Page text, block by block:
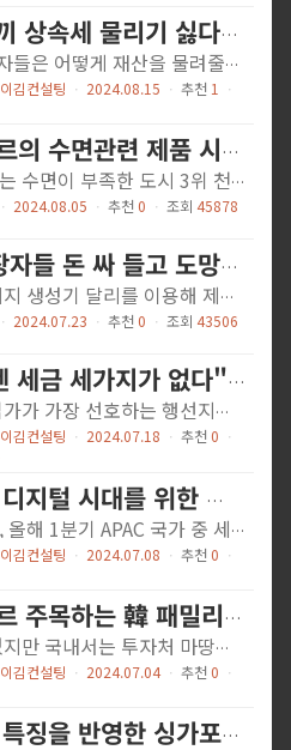
“내 새끼 상속세 물리기 싫다” 1000억 부자 포르투갈 간 이유 [강남 부자 절세법①] (출처: 중앙일보)
강남 부자들은 어떻게 재산을 물려줄까요? 다양한 절세법을 활용합니다. 정부가 상속세 최고세율을 낮추고 자녀 공제를 올리는 개편안을 내놨지만, 야당 반응은 시큰둥한 상황. 1000억원 이상 자산가나 수백억원대 부자들이 대물림을 위해 무엇을 언제 어떻게 하는지, 이들을 상담하는 강남의 은행 관계자와 세무사·변호사 등을 통해 파악한 정보를 알려드립니다. 부자만 이런 고민이 필요하다고 생각하면 오산입니다. 그래서 아파트 한 채를 물려주더라도 큰돈을 아끼는 묘수를 다음 주에 소개합니다. 개인정보 노출을 피하려고 실명을 공개하지 않습니다. 포르투갈이 고액 자산가의 투자 이민 지역으로 뜨고 있다. 포르투갈 포르투의 명소 루이1세 다리. 중앙포토 서울 강남에 살며 1000억원대 자산을 일군 김모(55)씨는 일찍 물류사업에 뛰어들어 성공했다. 이후 창고 임대업 등으로 확장하며 자산을 늘렸다. 돈은 벌었지만 가까운 사람이 등을 돌리는 것과 세금 문제가 늘 골칫거리였다. 이 스트레스에서 벗어나고 싶어 비교적 젊은 나이에 사업을 접기로 했다. 효과적인 은퇴법을 고민하던 그가 내린 결론은 이민. 한국에 있으면 내야 할 세금이 매우 컸기 때문이다. 김씨의 자산 규모는 최고세율 구간이라 상속세 50%를 내야 하는데, 자녀가 한 명이어서 절세 방법이 마땅치 않았다. 늦기 전에 새로운 인생을 살아보고 싶다는 생각도 있어 이민 얘기를 꺼냈는데, 아내도 동의했다. 처음에는 한국과 가까운 싱가포르 이민을 고려했다가 최종적으로 비교적 절차가 덜 까다로운 포르투갈을 택했다. 날씨가 온화해 살기에도 좋을 것 같았다. 포르투갈 영주권을 얻으면 국내 자산을 대부분 옮겨갈 수 있다. 재산을 물려주는 망자가 국내 비거주자이고 해외에 재산이 있으면...
이김컨설팅 ㆍ 2024.08.15 ㆍ 추천 1
ㆍ
싱가포르의 수면관련 제품 시장 (KOTRA 해외시장뉴스)
싱가포르는 수면이 부족한 도시 3위 천연성분을 포함한 수면보조제 제품 선호 슬립테크 차세대 산업으로 부상 싱가포르는 인구 고령화, 과체중 인구 증가, 장시간 근무 등으로 인해 수면장애를 겪고 있는 인구가 증가하고 있다. 싱가포르 국립대학교의 연구에 의하면 싱가포르에서는 국민의 수면부족 상태가 공공 보건 위기 수준으로 높아진 것으로 나타났다. 전 세계 43개 도시를 대상으로 수면 습관을 조사한 결과, 싱가포르는 수면이 부족한 도시 3위로 꼽혔으며 4명 중 1명만이 매일 7시간 이상 잠을 자고 응답자의 17%만이 밤새 깨어나지 않고 숙면을 취하는 것으로 조사됐다. 아시아 수면 센터(Asia Sleep Centre)의 이비인후과 전문의인 케니 팽(Kenny Pang) 박사는 많은 사람들이 불면증과 수면 무호흡증(OSA)등의 수면장애를 겪고 있다고 말하며 수면보조제나 슬립테크 제품에 관심을 가지는 인구가 증가하는 추세라고 언급했다. 성분 및 형태가 다양해지는 수면보조제 시장 수면 보조제란 불면증이나 산발적인 수면 장애, 시간대에 대한 적응으로 인한 시차증 등 수면 관련 장애를 개인이 관리하는 데 도움을 주기 위해 고안된 다양한 일반의약품(OTC) 및 보충제를 말한다. 숙면을 취하기 어려운 소비자들이 늘어나면서 싱가포르 수면보조제 시장은 2020년 이후 소폭 성장하고 있다. Statista 시장조사에 의하면 싱가포르 2024년 수면보조제 시장 매출이 797만 달러로, 이는 전년도인 2023년 매출 754만 달러 대비 소폭 성장했다. 또한 해당 시장은 2024년부터 2030년 까지 연평균 7.65%의 성장률을 보일 것으로 전망된다. <싱가포르 수면보조제 시장 연간 매출 변화 추이(2016-2024년)> (단위: US$백만) [자료: Statista Market Insights] ...
ㆍ 2024.08.05 ㆍ 추천 0 ㆍ 조회 45878
"백만장자들 돈 싸 들고 도망간다"…英보고서가 평가한 한국은 (출처: 서울경제)
※AI 이미지 생성기 달리를 이용해 제작한 가상 이미지입니다. 한국이 중국과 영국, 인도에 이어 올해 백만장자 유출이 가장 많을 것으로 예상되는 나라 4위에 올랐다. 최근 영국 최대 투자 이민 컨설팅 업체 헨리 앤 파트너스(Henley & Partners)가 발표한 2024 프라이빗 웰스 마이그레이션(Private Wealth Migration) 보고서에 따르면 한국은 올해 연말까지 1200명의 백만장자가 해외로 유출될 것으로 예상된다. 이는 2023년 800명보다 50% 늘어난 수치다. 1위를 차지한 중국은 1만5200명, 영국은 9500명, 인도는 4300명이었다. 한국을 이어 5위를 차지한 러시아는 1000명을 기록했다. 참고로 이 보고서는 10년 이상 부의 이주 동향을 추적해온 글로벌 부 정보 회사인 ‘뉴 월드 웰스(New World Wealth)’가 추적한 데이터를 바탕으로 한다. 보고서는 “한국을 떠나는 백만장자의 수는 지난 몇 년 동안 가속화되어 왔으며 올해는 기록적인 숫자가 떠날 것으로 예상된다”고 평했다. 이어 “한국에서 유출된 백만장자들이 이주하는 인기 국가는 미국과 호주, 캐나다”라고 전했다. 한국에서 백만장자들이 떠나가는 이유로 보고서는 ‘미국 대선 변수'를 꼽았다. 이들은 “올해 11월 미국 대선에서 트럼픠의 승리 가능성에 따른 지역적 위협과 미국 안보 기조에 대한 불확실성이 한국과 대만의 백만장자 순유출을 강화하고 있다”고 설명했다. 대만은 백만장자 순유출 8위로 올해 400명의 백만장자가 이탈할 것으로 예상된다. 출처=2024 프라이빗 웰스 마이그레이션 반면 백만장자들이 몰려드는 나라도 있다. 아랍에미리트(UAE)는 2024년 말까지 6700명의 부유한 이민자들을 유치하여 3년 연속 세계에서 가장 많은 부유한 이민자를 유치할 것으로 예상된다. 주된 요인으로는 영국과 유럽에서의 대규모 인구 유입이며,...
ㆍ 2024.07.23 ㆍ 추천 0 ㆍ 조회 43506
"그곳엔 세금 세가지가 없다" 韓부자들 이민 많이 가는 나라 [엑시트 코아] (출처: 중앙일보)
국내 사업가가 가장 선호하는 행선지는 싱가포르다. 상속ㆍ증여ㆍ배당소득세 등 3대 세금이 없고, 안정적인 치안ㆍ국제적인 교육 환경도 부자들을 끌어들이는 요소다. 사진은 싱가포르 멀라이언 파크 지난 13일 서울 강남구 삼성동 A이민업체 본사에서 미국 투자이민 설명회가 열렸다. 30ㆍ40대 가족부터 머리가 희끗희끗한 70대까지 다양한 연령대의 30여명이 참석했다. 40대 김모씨는 “자녀에게 한국 외 다른 나라 선택지를 주고 싶어서 미국 영주권을 고민하고 있다”고 말했다. 요즘 주말마다 서울 강남을 중심으로 투자이민 설명회가 열린다. 코로나19 팬데믹에서 벗어나자 자산이나 자녀 교육 플랫폼을 한국에서 해외로 옮기려는 고액 자산가들의 수요가 되살아나면서다. 원종훈 국민은행 강남스타PB센터 본부장은 “자산가들은 상속세 등 세금이나 교육 리스크를 낮추기 위해 재산뿐 아니라 거주지와 자녀 교육까지 해외로 분산한다”며 “투자 이민도 (만약을 대비한) 제2의 인생보험으로 챙긴다”고 말했다. 영국의 투자이민 컨설팅업체인 헨리 앤 파트너스는 올해 한국의 부자 순유출 규모는 약 1200명으로 예상했다. 중국(1만5200명)과 영국(9500명), 인도(4300명) 다음으로 4위다. 지난해 800명으로 7위로 올라섰는데, 올해 순위가 3계단 뛴 셈이다. 유동성 자산 기준 100만 달러(약 13억8000만원) 이상 보유한 자산가가 타국에 6개월 이상 머문 경우가 대상이다. 실제 국세청에 따르면 지난해 국외전출세 신고자는 26명(신고세액 92억8500만원)으로 코로나19 직전인 2019년(28명) 수준으로 회복했다. 법인을 운영하는 대주주가 이민 등으로 한국을 떠날 때 보유 주식에 대한 양도소득세를 납부하는 게 국외전출세다. “세금 3無 싱가포르, 세계 부자 몰린다” 국내 사업가가 가장 선호하는 행선지는 싱가포르다. 상속ㆍ증여ㆍ배당소득세 등 3대 세금이 없고, 안정적인 치안ㆍ국제적인 교육 환경도...
이김컨설팅 ㆍ 2024.07.18 ㆍ 추천 0 ㆍ
안전한 디지털 시대를 위한 싱가포르의 사이버 보안 전략 (KOTRA 해외시장뉴스)
싱가포르, 올해 1분기 APAC 국가 중 세 번째로 높은 사이버 공격률 기록 싱가포르 정부, 안전한 디지털 환경 조성을 위한 사이버 보안 투자 확대 중 싱가포르는 기업들이 안전한 디지털 환경을 유지할 수 있도록 사이버 보안에 대한 투자를 확대하고, 보안 인프라와 정책 개발을 적극적으로 추진하고 있다. 기업들의 보안 솔루션에 대한 수요가 증가함에 따라 싱가포르 정부는 사이버 보안 인프라 강화를 위한 프레임워크와 정책을 개발하고 있다. 이 글을 통해 싱가포르의 사이버 보안 시장의 현황과 이에 따른 정부의 대응에 대해서 알아보도록 하자. 싱가포르 사이버 보안 시장 규모 시장 조사 기관 Modor Intelligence에 따르면 싱가포르의 사이버 보안 시장에서 발생하는 총 수익 규모는 2024년에 약 22억 8000만 미국 달러에 달할 것으로 추정된다. 해당 시장의 연평균 성장률은 16.14%(CAGR 2024-2029)로 전망되며 2029년에는 수익 규모가 약 48억 2000만 미국 달러에 이를 것으로 예상된다. <싱가포르 사이버 보안 시장 규모> (단위: US$ 억) [자료: Modor Intelligence] Modor Intelligence는 기업들이 비용이나 자원의 효율성 측면에서 데이터를 클라우드로 이전하면서 클라우드 시장이 급성장하고 있으며, 이는 사이버 보안 시장 성장을 견인하는 데 영향을 주는 것으로 평가했다. 싱가포르의 공공부문 컨텐츠와 서비스를 제공하는 미디어 GovInsider에 따르면, 싱가포르 정부는 2022년까지 국가 전체 시스템의 70%를 공공 클라우드로 이전하는 목표를 세웠다. 그 외에도 클라우드 서비스의 확장과 함께 온디맨드(on-demand) 보안 서비스에 대한 수요가 급증하고 있다. 은행, 금융 서비스 및 보험(Banking, Financial Services and Insurance,...
이김컨설팅 ㆍ 2024.07.08 ㆍ 추천 0 ㆍ
싱가포르 주목하는 韓 패밀리 오피스 (출처: 인베스트 조선)
거부 늘었지만 국내서는 투자처 마땅찮아 금융 허브에 세제 혜택 큰 싱가포르 부상 김봉진 배민 창업자 등 韓 큰손 활동 주목 한국 자산가들의 싱가포르에 대한 관심이 커지고 있다. 패밀리 오피스라 불리는 큰손 투자자들은 정체하는 한국 시장을 대신할 곳을 찾고 있는데 싱가포르가 부상하고 있는 모습이다. 싱가포르는 아시아에서 가장 선진화한 금융 시스템과 패밀리 오피스 지원 제도를 갖추고 있어 한국 거부들의 눈길을 계속 끌어모을 것으로 보인다. 한국 경제 규모와 M&A 시장이 성장하면서 수천억원에서 많게는 조단위 자금을 손에 쥐게 되는 개인들이 생겨났다. 이들은 큰 돈을 운용하기 위해 전문가들을 영입하고 조직을 꾸렸는데 이것이 패밀리 오피스다. 이민주 에이티넘 회장이 한국 패밀리 오피스의 창시자 격이고, 이 뒤를 따르는 성공한 창업자들이 점점 늘고 있다. 한국의 패밀리 오피스는 설립할 때는 큰 주목을 받지만 이후엔 관심에서 멀어지는 경우가 많다. 말 그대로 가족의 자산을 관리하는 역할이니 주목도가 떨어지기도 하지만 두드러진 활약은 하지 못했다 볼 수도 있다. 중책을 기대하고 합류한 M&A 전문가가 1년도 되지 않아 이탈했다거나, 사람을 믿지 못하는 자산가가 직접 자산을 보러 다녔다는 등 이야기가 회자되기도 한다. 최근 한국 시장의 성장성과 역동성은 전보다 줄어든 분위기다. 창업한 기업을 팔고 나면 다시 투자처를 찾아야 하는데 그런 자산을 찾기 쉽지 않다. 웬만한 기업을 사고 팔아선 세금 문제만 커지기 때문에 비슷한 사업을 다시 창업하거나 부동산을 보는 정도에 그치는 사례가 많다. 투자 성과보다는 개인이 어떤 부동산을 구입했다는...
이김컨설팅 ㆍ 2024.07.04 ㆍ 추천 0 ㆍ
다문화 특징을 반영한 싱가포르의 네일 시장 (KOTRA 해외시장뉴스)